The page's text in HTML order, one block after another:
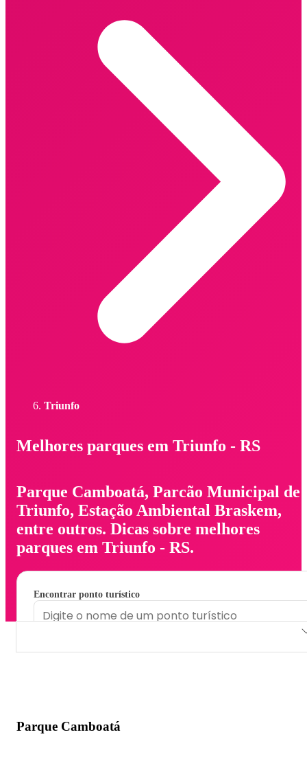
Triunfo
Melhores parques em Triunfo - RS
Parque Camboatá, Parcão Municipal de
Triunfo, Estação Ambiental Braskem,
entre outros. Dicas sobre melhores
parques em Triunfo - RS.
Encontrar ponto turístico
Parque Camboatá